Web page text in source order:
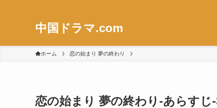
中国ドラマ.com
ホーム 恋の始まり 夢の終わり
恋の始まり 夢の終わり-あらすじ